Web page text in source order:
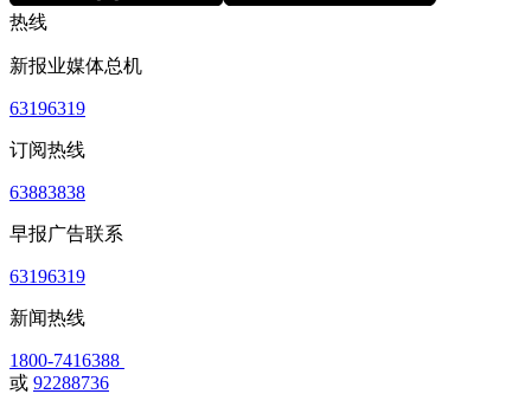
热线
新报业媒体总机
63196319
订阅热线
63883838
早报广告联系
63196319
新闻热线
1800-7416388
或 92288736